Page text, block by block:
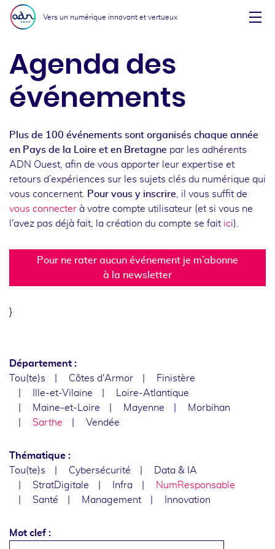
Aller au menu
Aller au contenu
Vers un numérique innovant et vertueux
Agenda des
événements
Plus de 100 événements sont organisés chaque année
en Pays de la Loire et en Bretagne par les adhérents
ADN Ouest, afin de vous apporter leur expertise et
retours d’expériences sur les sujets clés du numérique qui
vous concernent.
Pour vous y inscrire , il vous suffit de
vous connecter à votre compte utilisateur (et si vous ne
l'avez pas déjà fait, la création du compte se fait ici).
Pour ne rater aucun événement je m’abonne
à la newsletter
}
Département :
Tou(te)s
Côtes d'Armor
Finistère
Ille-et-Vilaine
Loire-Atlantique
Maine-et-Loire
Mayenne
Morbihan
Sarthe
Vendée
Thématique :
Tou(te)s
Cybersécurité
Data & IA
StratDigitale
Infra
NumResponsable
Santé
Management Innovation
Mot clef :